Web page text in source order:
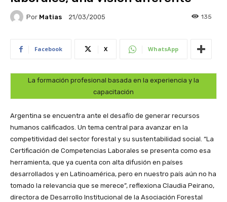
Por Matias 21/03/2005 135
Facebook X WhatsApp
La formación profesional basada en la experiencia y la
capacitación
Argentina se encuentra ante el desafío de generar recursos
humanos calificados. Un tema central para avanzar en la
competitividad del sector forestal y su sustentabilidad social. “La
Certificación de Competencias Laborales se presenta como esa
herramienta, que ya cuenta con alta difusión en países
desarrollados y en Latinoamérica, pero en nuestro país aún no ha
tomado la relevancia que se merece”, reflexiona Claudia Peirano,
directora de Desarrollo Institucional de la Asociación Forestal